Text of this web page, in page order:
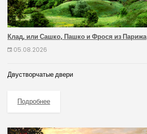
Клад, или Сашко, Пашко и Фрося из Парижа
05.08.2026
Двустворчатые двери
Подробнее